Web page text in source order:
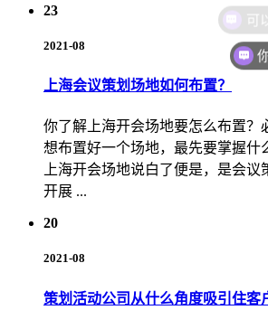
23
2021-08
上海会议策划场地如何布置？
你了解上海开会场地要怎么布置？
想布置好一个场地，最先要掌握什
上海开会场地说白了便是，是会
开展 ...
20
2021-08
策划活动公司从什么角度吸引住客